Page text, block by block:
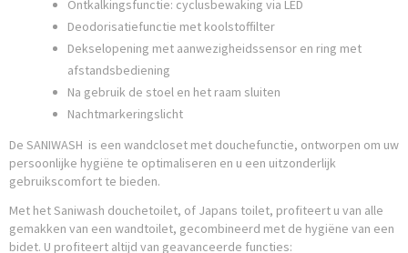
Ontkalkingsfunctie: cyclusbewaking via LED
Deodorisatiefunctie met koolstoffilter
Dekselopening met aanwezigheidssensor en ring met
afstandsbediening
Na gebruik de stoel en het raam sluiten
Nachtmarkeringslicht
De SANIWASH is een wandcloset met douchefunctie, ontworpen om uw
persoonlijke hygiëne te optimaliseren en u een uitzonderlijk
gebruikscomfort te bieden.
Met het Saniwash douchetoilet, of Japans toilet, profiteert u van alle
gemakken van een wandtoilet, gecombineerd met de hygiëne van een
bidet. U profiteert altijd van geavanceerde functies: